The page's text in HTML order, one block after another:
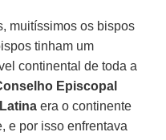
muitíssimos os bispos
tinham um
continental de toda a
Episcopal
era o continente
e por isso enfrentava